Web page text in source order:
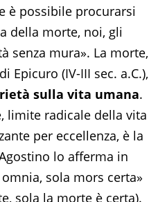
è possibile procurarsi
della morte, noi, gli
senza mura». La morte,
Epicuro (IV-III sec. a.C.),
sulla vita umana.
limite radicale della vita
per eccellenza, è la
lo afferma in
sola mors certa»
sola la morte è certa).